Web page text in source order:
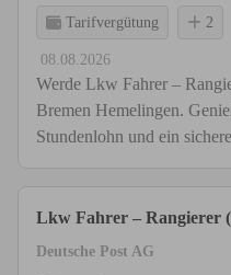
Tarifvergütung 2
08.08.2026
Werde Lkw Fahrer –
Bremen Hemelingen.
Stundenlohn und ein
Lkw Fahrer – Rangierer
Deutsche Post AG